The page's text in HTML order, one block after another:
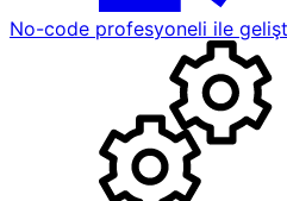
No-code profesyoneli ile